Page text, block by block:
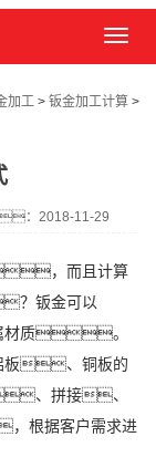
导
单
加工 > 钣金加工计算 >
：2018-11-29
，而且计算
？钣金可以
材质。
板、铜板的
、拼接、
根据客户需求进